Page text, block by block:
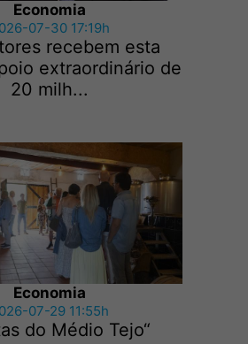
Economia
07-30 17:19h
recebem esta
extraordinário de
20 milh...
Economia
07-29 11:55h
do Médio Tejo“